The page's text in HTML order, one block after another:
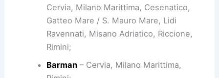
Cervia, Milano Marittima, Cesenatico,
Gatteo Mare / S. Mauro Mare, Lidi
Ravennati, Misano Adriatico, Riccione,
Rimini;
Barman– Cervia, Milano Marittima,